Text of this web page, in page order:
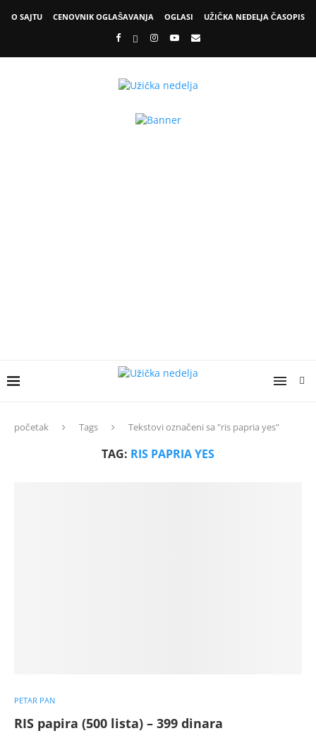
O SAJTU CENOVNIK OGLAŠAVANJA OGLASI UŽIČKA NEDELJA ČASOPIS
početak Tags Tekstovi označeni sa "ris papria yes"
TAG: RIS PAPRIA YES
PETAR PAN
RIS papira (500 lista) – 399 dinara